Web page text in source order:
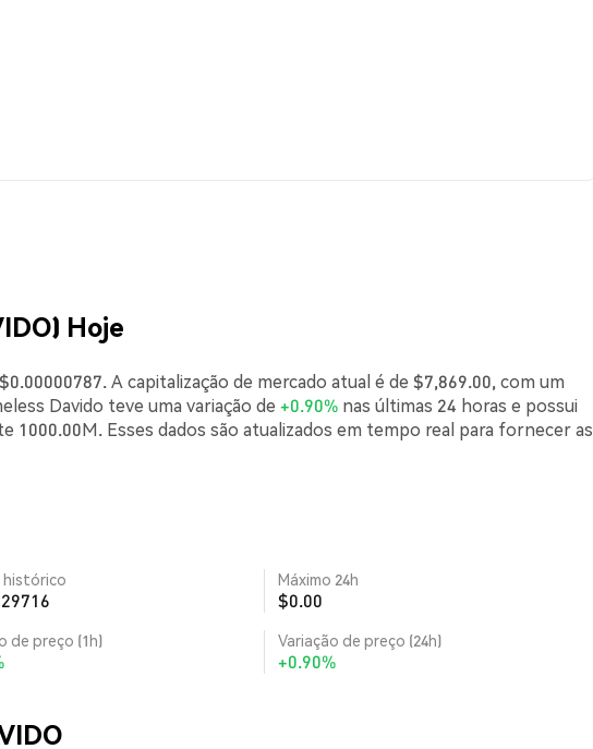
Hoje
A capitalização de mercado atual é de $7,869.00, com um
Davido teve uma variação de +0.90% nas últimas 24 horas e possui
Esses dados são atualizados em tempo real para fornecer as
histórico Máximo 24h
$0.00
de preço (1h) Variação de preço (24h)
+0.90%